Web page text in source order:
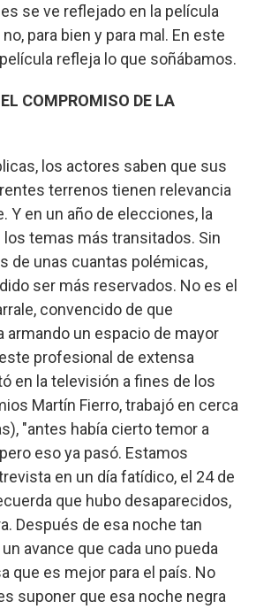
se ve reflejado en la película
para bien y para mal. En este
refleja lo que soñábamos.
COMPROMISO DE LA
los actores saben que sus
terrenos tienen relevancia
Y en un año de elecciones, la
temas más transitados. Sin
de unas cuantas polémicas,
ser más reservados. No es el
convencido de que
armando un espacio de mayor
profesional de extensa
en la televisión a fines de los
Martín Fierro, trabajó en cerca
"antes había cierto temor a
eso ya pasó. Estamos
en un día fatídico, el 24 de
que hubo desaparecidos,
Después de esa noche tan
un avance que cada uno pueda
que es mejor para el país. No
suponer que esa noche negra